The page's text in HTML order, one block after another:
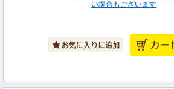
い場合もございます